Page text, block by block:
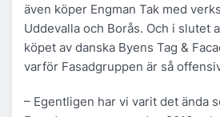
även köper Engman Tak med
Uddevalla och Borås. Och i slutet
köpet av danska Byens Tag &
varför Fasadgruppen är så
– Egentligen har vi varit det ända